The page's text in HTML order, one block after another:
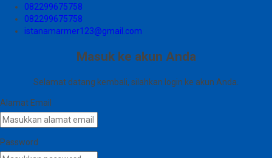
082299675758
082299675758
istanamarmer123@gmail.com
Masuk ke akun Anda
Selamat datang kembali, silahkan login ke akun Anda.
Alamat Email
Password